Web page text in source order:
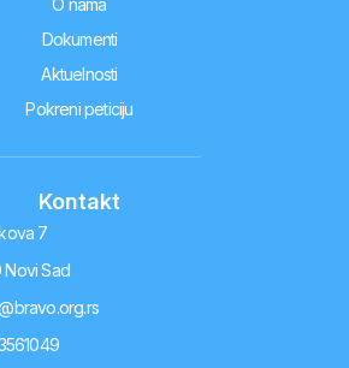
O nama
Dokumenti
Aktuelnosti
Pokreni peticiju
Kontakt
7
Novi Sad